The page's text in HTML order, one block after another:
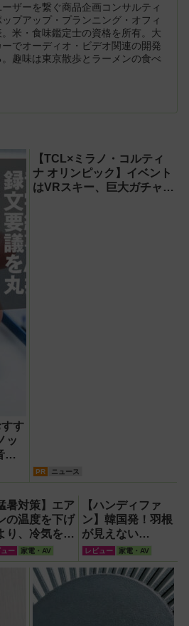
ザーを繋ぐ商品企画コンサルティ
ップアップ・プランニング・オフィ
。米・食味鑑定士の資格を所有。大
でオーディオ・ビデオ関連の開発
。趣味は東京散歩とラーメンの食べ
すす
ッ
か
作
【TCL×ミラノ・コルティ
ナ オリンピック】イベント
はVRスキー、巨大ガチャな
PR ニュース
暑対策】エア
の温度を下げ
り、冷気を部
に回して涼し
室温連動サー
レーター
（ウ
ー）』が頼も
ュー 家電・AV
【ハンディファ
ン】韓国発！羽根
が見えない
『baramood（パ
ラムード）』4種
使い比べ
レビュー 家電・AV